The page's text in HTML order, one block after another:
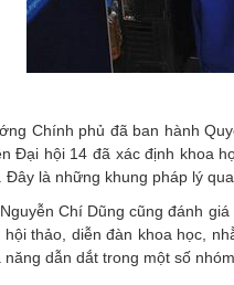
Chính phủ đã ban hành
hội 14 đã xác định khoa
là những khung pháp lý
Chí Dũng cũng đánh
thảo, diễn đàn khoa học,
dẫn dắt trong một số